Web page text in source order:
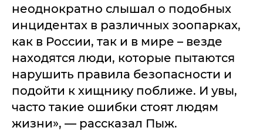
неоднократно слышал о подобных
инцидентах в различных зоопарках,
как в России, так и в мире – везде
находятся люди, которые пытаются
нарушить правила безопасности и
подойти к хищнику поближе. И увы,
часто такие ошибки стоят людям
жизни», — рассказал Пыж.